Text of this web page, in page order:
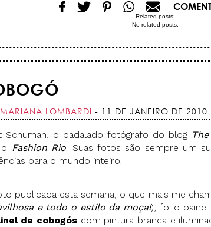
Related posts:
No related posts.
MARIANA LOMBARDI - 11 DE JANEIRO DE 2010
Schuman, o badalado fotógrafo do blog
Fashion Rio. Suas fotos são sempre um
para o mundo inteiro.
publicada esta semana, o que mais me
e todo o estilo da moça!), foi o painel
de cobogós com pintura branca e